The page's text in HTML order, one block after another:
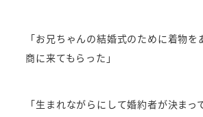
「お兄ちゃんの結婚式のために着物
商に来てもらった」
「生まれながらにして婚約者が決まっ